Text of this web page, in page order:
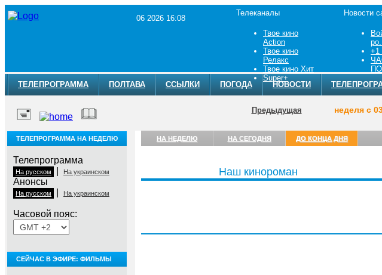
06 2026 16:08
Телеканалы
Твое кино
Action
Твое кино
Релакс
Твое кино Хит
Super+
Новости
+1
ТЕЛЕПРОГРАММА
ПОЛТАВА ССЫЛКИ ПОГОДА НОВОСТИ
Предыдущая неделя с
ТЕЛЕПРОГРАММА НА НЕДЕЛЮ
Телепрограмма
На русском На украинском
Анонсы
На русском На украинском
Часовой пояс:
СЕЙЧАС В ЭФИРЕ: ФИЛЬМЫ
НА НЕДЕЛЮ НА СЕГОДНЯ ДО КОНЦА ДНЯ
Наш кинороман